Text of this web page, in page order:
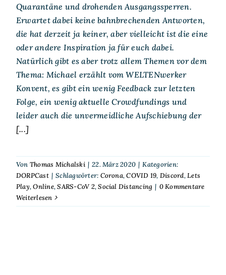
Quarantäne und drohenden Ausgangssperren.
Erwartet dabei keine bahnbrechenden Antworten,
die hat derzeit ja keiner, aber vielleicht ist die eine
oder andere Inspiration ja für euch dabei.
Natürlich gibt es aber trotz allem Themen vor dem
Thema: Michael erzählt vom WELTENwerker
Konvent, es gibt ein wenig Feedback zur letzten
Folge, ein wenig aktuelle Crowdfundings und
leider auch die unvermeidliche Aufschiebung der
[...]
Von Thomas Michalski | 22. März 2020 | Kategorien:
DORPCast | Schlagwörter: Corona,COVID 19, Discord,Lets
Play,Online,SARS-CoV 2,Social Distancing | 0 Kommentare
Weiterlesen